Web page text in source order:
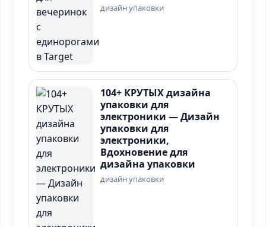
дизайн упаковки
104+ КРУТЫХ дизайна
упаковки для
электроники — Дизайн
упаковки для
электроники,
Вдохновение для
дизайна упаковки
дизайн упаковки